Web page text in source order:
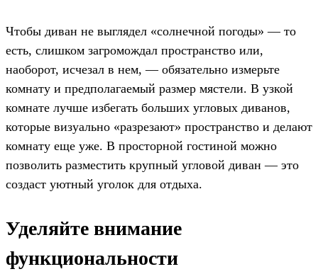
Чтобы диван не выглядел «солнечной погоды» — то
есть, слишком загромождал пространство или,
наоборот, исчезал в нем, — обязательно измерьте
комнату и предполагаемый размер мястели. В узкой
комнате лучше избегать больших угловых диванов,
которые визуально «разрезают» пространство и делают
комнату еще уже. В просторной гостиной можно
позволить разместить крупный угловой диван — это
создаст уютный уголок для отдыха.
Уделяйте внимание
функциональности